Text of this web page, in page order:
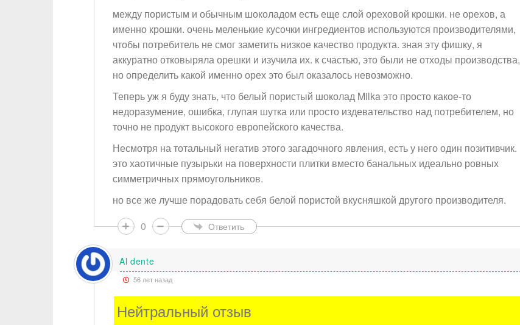
между пористым и обычным шоколадом есть еще слой ореховой крошки. не орехов, а
именно крошки. очень меленькие кусочки ингредиентов используются производителями,
чтобы потребитель не смог заметить низкое качество продукта. зная эту фишку, я
аккуратно отковыряла орешки и изучила их. к счастью, это были не отходы производства,
но определить какой именно орех это был оказалось невозможно.
Теперь уж я буду знать, что белый пористый шоколад Milka это просто какое-то
недоразумение, ошибка, глупая шутка или просто издевательство над потребителем, но
точно не продукт высокого европейского качества.
Несмотря на тотальный негатив этого загадочного явления, есть у него один позитивчик.
это хаотичные пузырьки на поверхности плитки вместо банальных идеально ровных
симметричных прямоугольников.
но все же лучше порадовать себя белой пористой вкусняшкой другого производителя.
0
Ответить
Al dente
56 лет назад
Нейтральный отзыв